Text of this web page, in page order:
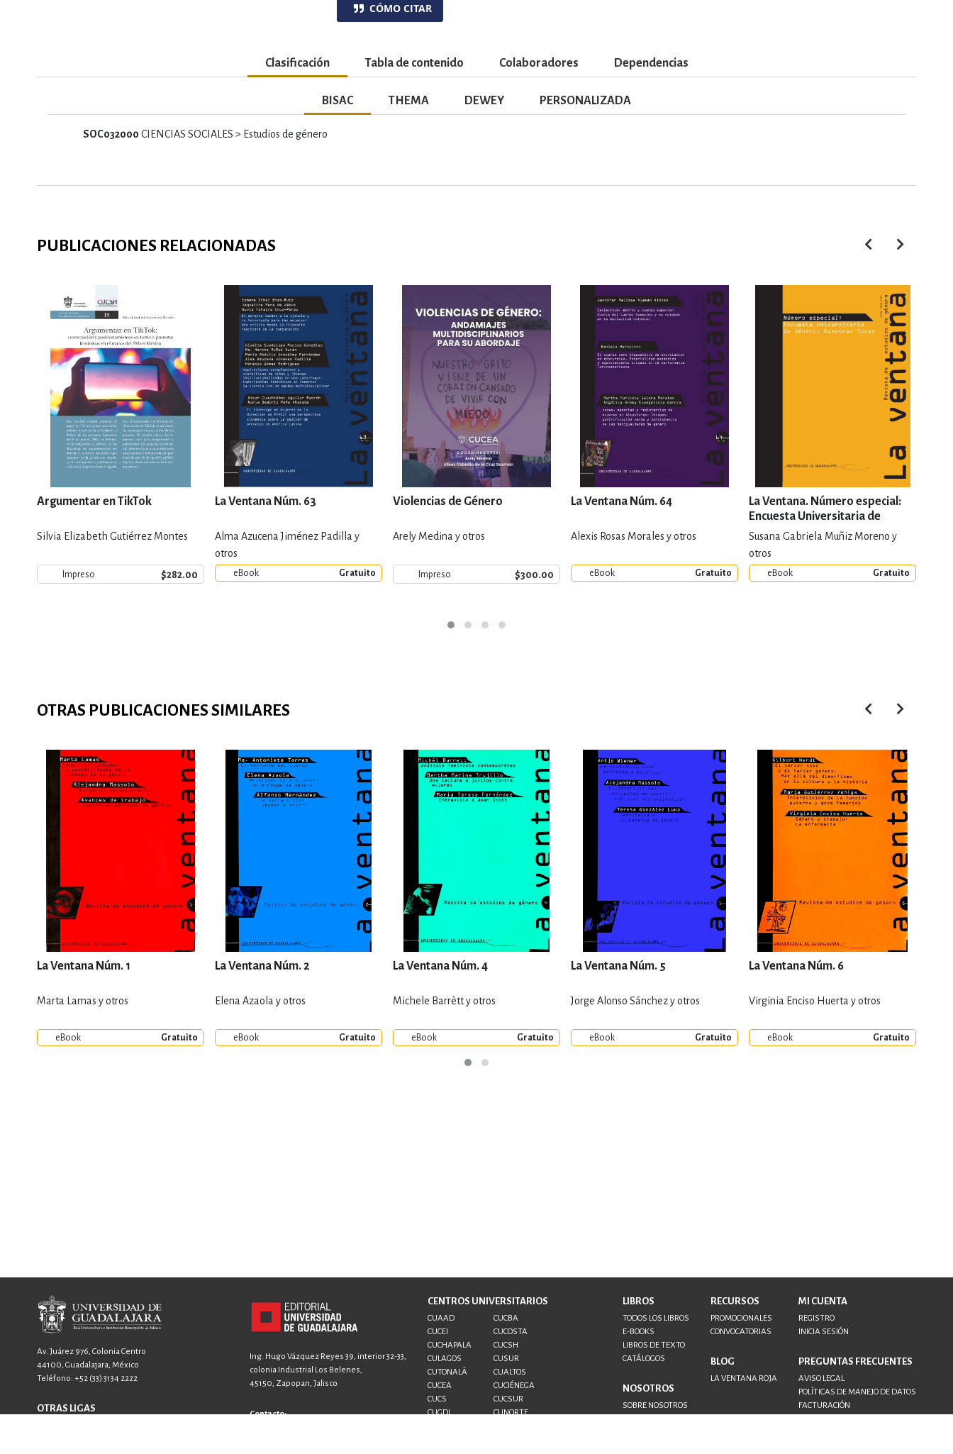
CÓMO CITAR
Clasificación Tabla de contenido Colaboradores Dependencias
BISAC THEMA DEWEY PERSONALIZADA
SOC032000 CIENCIAS SOCIALES > Estudios de género
PUBLICACIONES RELACIONADAS
Argumentar en TikTok
Silvia Elizabeth Gutiérrez Montes
Impreso $282.00
La Ventana Núm. 63
Alma Azucena Jiménez Padilla y
otros
eBook Gratuito
Violencias de Género
Arely Medina y otros
Impreso $300.00
La Ventana Núm. 64
Alexis Rosas Morales y otros
eBook Gratuito
La Ventana. Número especial:
Encuesta Universitaria de
Género, Nuestras Voces
Susana Gabriela Muñiz Moreno y
otros
eBook Gratuito
OTRAS PUBLICACIONES SIMILARES
La Ventana Núm. 1
Marta Lamas y otros
eBook Gratuito
La Ventana Núm. 2
Elena Azaola y otros
eBook Gratuito
La Ventana Núm. 4
Michele Barrètt y otros
eBook Gratuito
La Ventana Núm. 5
Jorge Alonso Sánchez y otros
eBook Gratuito
La Ventana Núm. 6
Virginia Enciso Huerta y otros
eBook Gratuito
Av. Juárez 976, Colonia Centro
44100, Guadalajara, México
Teléfono: +52 (33) 3134 2222
OTRAS LIGAS
Ing. Hugo Vázquez Reyes 39, interior 32-33,
colonia Industrial Los Belenes,
45150, Zapopan, Jalisco.
Contacto:
CENTROS UNIVERSITARIOS
CUAAD
CUCBA
CUCEI
CUCOSTA
CUCHAPALA
CUCSH
CULAGOS
CUSUR
CUTONALÁ
CUALTOS
CUCEA
CUCIÉNEGA
CUCS
CUCSUR
CUGDL
CUNORTE
LIBROS
TODOS LOS LIBROS
E-BOOKS
LIBROS DE TEXTO
CATÁLOGOS
NOSOTROS
SOBRE NOSOTROS
RECURSOS
PROMOCIONALES
CONVOCATORIAS
BLOG
LA VENTANA ROJA
MI CUENTA
REGISTRO
INICIA SESIÓN
PREGUNTAS FRECUENTES
AVISO LEGAL
POLÍTICAS DE MANEJO DE DATOS
FACTURACIÓN